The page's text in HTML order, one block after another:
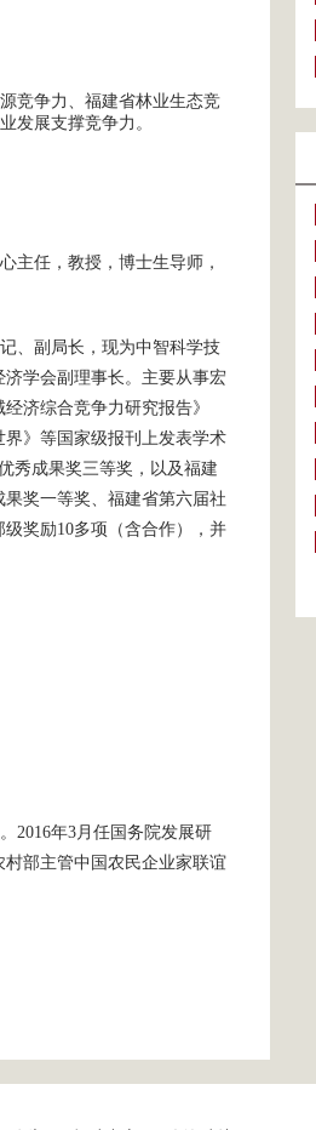
竞争力、福建省林业生态竞
发展支撑竞争力。
主任，教授，博士生导师，
、副局长，现为中智科学技
学会副理事长。主要从事宏
济综合竞争力研究报告》
界》等国家级报刊上发表学术
秀成果奖三等奖，以及福建
奖一等奖、福建省第六届社
奖励10多项（含合作），并
2016年3月任国务院发展研
村部主管中国农民企业家联谊